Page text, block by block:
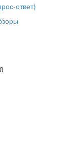
ответ)